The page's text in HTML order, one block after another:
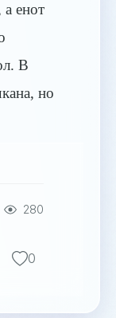
енот
В
но
280
0